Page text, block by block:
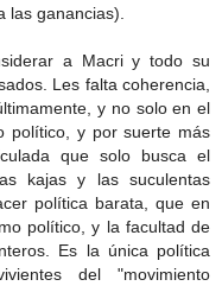
las ganancias).
a Macri y todo su
Les falta coherencia,
y no solo en el
político, y por suerte más
que solo busca el
kajas y las suculentas
política barata, que en
político, y la facultad de
Es la única política
del "movimiento